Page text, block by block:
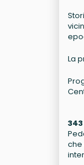
La
che